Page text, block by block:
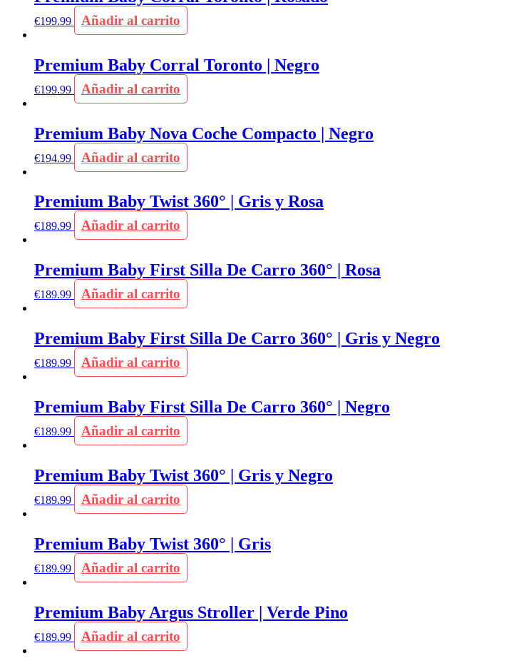
€199.99 Añadir al carrito
Premium Baby Corral Toronto | Negro
€199.99 Añadir al carrito
Premium Baby Nova Coche Compacto | Negro
€194.99 Añadir al carrito
Premium Baby Twist 360° | Gris y Rosa
€189.99 Añadir al carrito
Premium Baby First Silla De Carro 360° | Rosa
€189.99 Añadir al carrito
Premium Baby First Silla De Carro 360° | Gris y Negro
€189.99 Añadir al carrito
Premium Baby First Silla De Carro 360° | Negro
€189.99 Añadir al carrito
Premium Baby Twist 360° | Gris y Negro
€189.99 Añadir al carrito
Premium Baby Twist 360° | Gris
€189.99 Añadir al carrito
Premium Baby Argus Stroller | Verde Pino
€189.99 Añadir al carrito